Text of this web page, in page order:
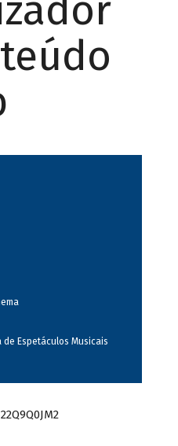
de Espetáculos Musicais